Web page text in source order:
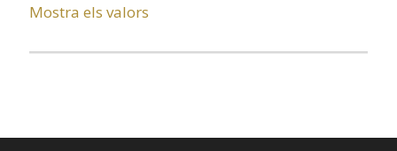
Mostra els valors